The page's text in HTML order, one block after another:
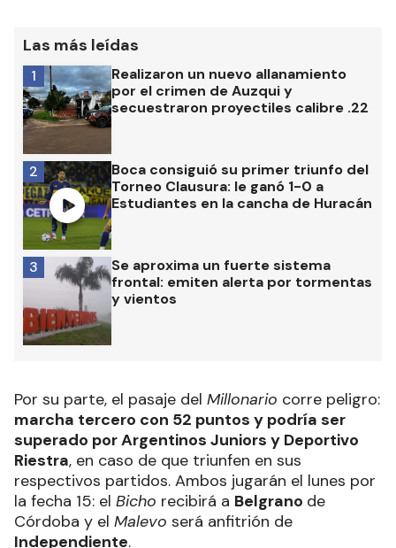
Las más leídas
Realizaron un nuevo allanamiento
por el crimen de Auzqui y
secuestraron proyectiles calibre .22
1
Boca consiguió su primer triunfo del
Torneo Clausura: le ganó 1-0 a
Estudiantes en la cancha de Huracán
2
Se aproxima un fuerte sistema
frontal: emiten alerta por tormentas
y vientos
3
Por su parte, el pasaje del Millonario corre peligro:
marcha tercero con 52 puntos y podría ser
superado por Argentinos Juniors y Deportivo
Riestra, en caso de que triunfen en sus
respectivos partidos. Ambos jugarán el lunes por
la fecha 15: el Bicho recibirá a Belgrano de
Córdoba y el Malevo será anfitrión de
Independiente.